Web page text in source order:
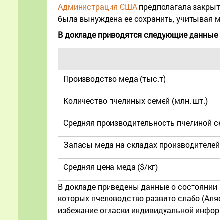
Администрация США предполагала
была вынуждена ее сохранить, учитывая
В докладе приводятся следующие
Производство меда (тыс.т)
Количество пчелиных семей (млн. шт.)
Средняя производительность пчелиной
Запасы меда на складах
Средняя цена меда ($/кг)
В докладе приведены данные о
которых пчеловодство развито слабо
избежание огласки индивидуальной